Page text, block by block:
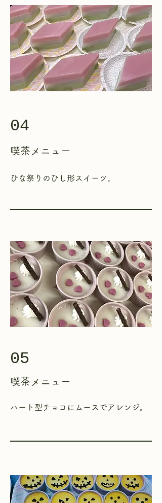
04
喫茶 メニュー
​ひな祭りのひし形スイーツ。
05
喫茶 メニュー
​ハート型チョコにムースでアレンジ。